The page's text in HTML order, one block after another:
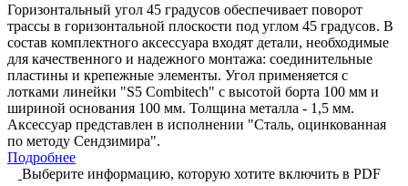
Горизонтальный угол 45 градусов обеспечивает поворот
трассы в горизонтальной плоскости под углом 45 градусов. В
состав комплектного аксессуара входят детали, необходимые
для качественного и надежного монтажа: соединительные
пластины и крепежные элементы. Угол применяется с
лотками линейки "S5 Combitech" с высотой борта 100 мм и
шириной основания 100 мм. Толщина металла - 1,5 мм.
Аксессуар представлен в исполнении "Сталь, оцинкованная
по методу Сендзимира".
Подробнее
Выберите информацию, которую хотите включить в PDF